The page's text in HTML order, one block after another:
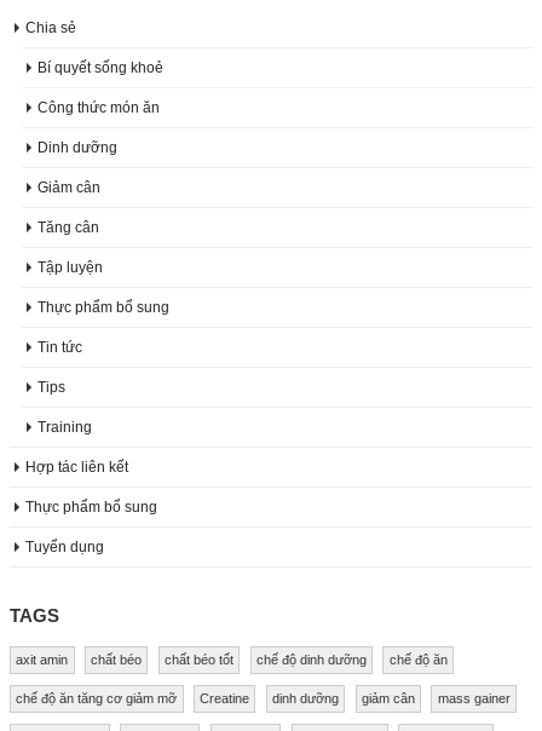
Chia sẻ
Bí quyết sống khoẻ
Công thức món ăn
Dinh dưỡng
Giảm cân
Tăng cân
Tập luyện
Thực phẩm bổ sung
Tin tức
Tips
Training
Hợp tác liên kết
Thực phẩm bổ sung
Tuyển dụng
TAGS
axit amin chất béo chất béo tốt chế độ dinh dưỡng chế độ ăn
chế độ ăn tăng cơ giảm mỡ Creatine dinh dưỡng giảm cân mass gainer